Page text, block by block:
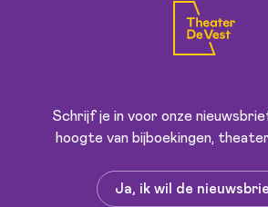
Schrijf je in voor onze
hoogte van bijboekingen,
Ja, ik wil de